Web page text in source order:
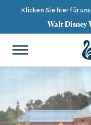
Klicken Sie hier für
Walt Disney